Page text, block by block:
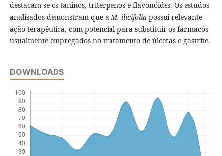
destacam-se os taninos, triterpenos e flavonóides. Os estudos
analisados demonstram que aM. ilicifolia possui relevante
ação terapêutica, com potencial para substituir os fármacos
usualmente empregados no tratamento de úlceras e gastrite.
DOWNLOADS